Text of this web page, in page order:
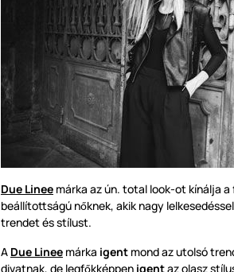
Due Linee márka az ún. total look-ot kínálja
beállítottságú nőknek, akik nagy
trendet és stílust.
A Due Linee márka igent mond az utolsó
divatnak, de legf kképpen igentaz olasz